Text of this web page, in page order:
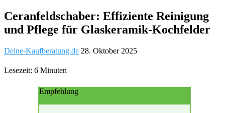
Ceranfeldschaber: Effiziente Reinigung
und Pflege für Glaskeramik-Kochfelder
Deine-Kaufberatung.de 28. Oktober 2025
Lesezeit: 6 Minuten
Empfehlung